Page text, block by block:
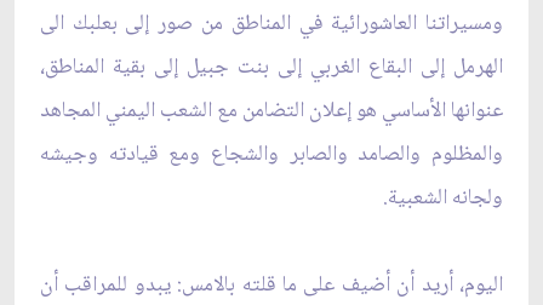
ومسيراتنا العاشورائية في المناطق من صور إلى بعلبك الى
الهرمل إلى البقاع الغربي إلى بنت جبيل إلى بقية المناطق،
عنوانها الأساسي هو إعلان التضامن مع الشعب اليمني المجاهد
والمظلوم والصامد والصابر والشجاع ومع قيادته وجيشه
ولجانه الشعبية.
اليوم، أريد أن أضيف على ما قلته بالامس: يبدو للمراقب أن